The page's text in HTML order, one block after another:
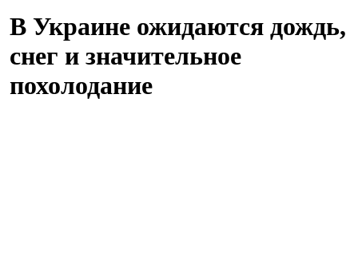
В Украине ожидаются дождь,
снег и значительное
похолодание